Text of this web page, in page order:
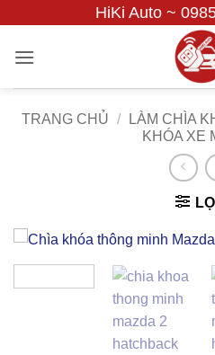
nội
HiKi Auto ~
TRANG CHỦ / LÀM CHÌA
KHÓA XE